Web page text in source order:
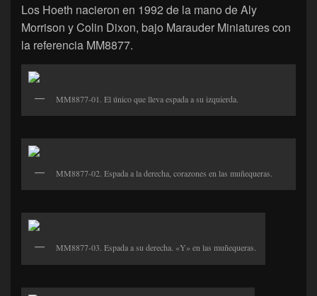
Los Hoeth nacieron en 1992 de la mano de Aly
Morrison y Colin Dixon, bajo Marauder Miniatures con
la referencia MM8877.
MM8877-01. El único que lleva espada a su izquierda.
MM8877-02. Espada a la derecha, corazones en las muñequeras.
MM8877-03. Espada a su derecha. «Y» en las muñequeras.